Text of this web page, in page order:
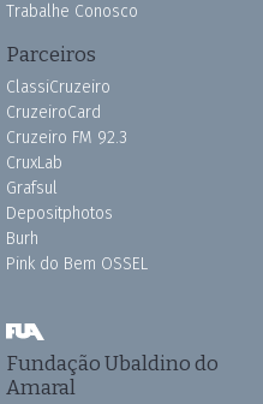
Trabalhe Conosco
Parceiros
ClassiCruzeiro
CruzeiroCard
Cruzeiro FM 92.3
CruxLab
Grafsul
Depositphotos
Burh
Pink do Bem OSSEL
Fundação Ubaldino do
Amaral